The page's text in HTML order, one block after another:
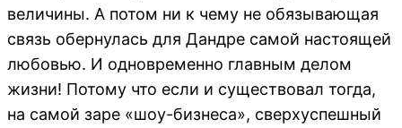
величины. А потом ни к чему не обязывающая
связь обернулась для Дандре самой настоящей
любовью. И одновременно главным делом
жизни! Потому что если и существовал тогда,
на самой заре «шоу-бизнеса», сверхуспешный